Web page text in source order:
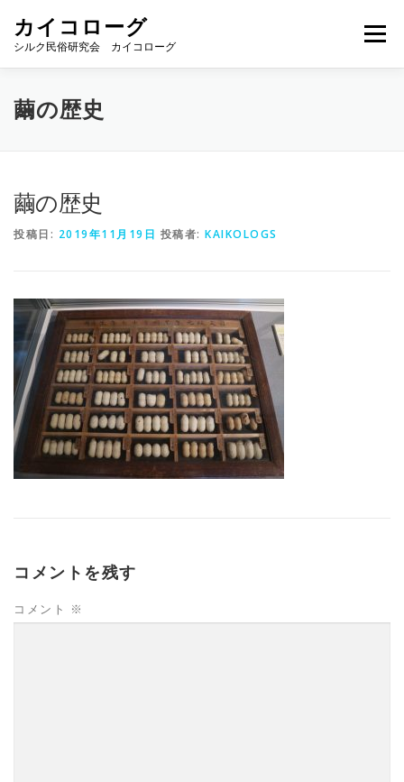
カイコローグ
シルク民俗研究会 カイコローグ
メニュー
カイコローグの歩み
繭の歴史
繭の歴史
投稿日: 2019年11月19日 投稿者: KAIKOLOGS
コメントを残す
コメント ※